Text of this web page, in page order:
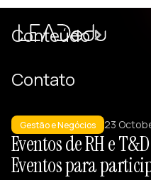
Metodologia
Conteúdo
Cases
Blog
Materiais
Contato
Eventos de RH e
Eventos para
Gestão e Negócios 23